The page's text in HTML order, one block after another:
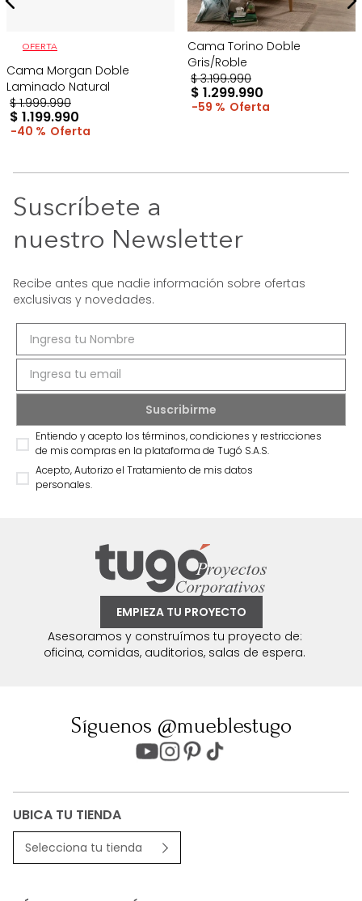
OFERTA
Cama Morgan Doble
Laminado Natural
$ 1.999.990
$ 1.199.990
40 %
Cama Torino Doble
Gris/Roble
$ 3.199.990
$ 1.299.990
59 %
Suscríbete a
nuestro Newsletter
Recibe antes que nadie información sobre ofertas
exclusivas y novedades.
Entiendo y acepto los términos, condiciones y restricciones
de mis compras en la plataforma de Tugó S.A.S.
Acepto, Autorizo el Tratamiento de mis datos
personales.
EMPIEZA TU PROYECTO
Asesoramos y construímos tu proyecto de:
oficina, comidas, auditorios, salas de espera.
Síguenos @mueblestugo
UBICA TU TIENDA
Selecciona tu tienda